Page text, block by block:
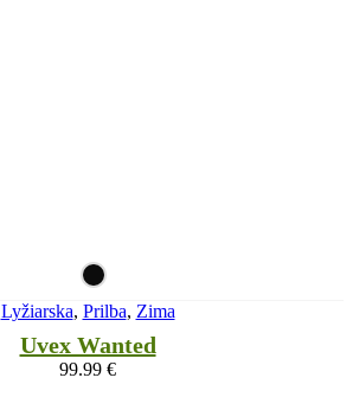
Lyžiarska, Prilba, Zima
Uvex Wanted
99.99 €